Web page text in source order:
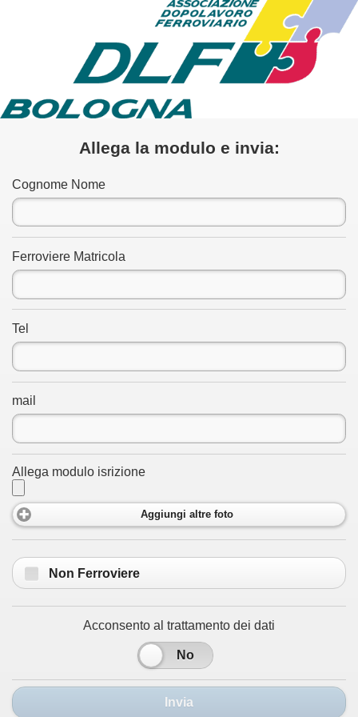
Allega la modulo e invia:
Cognome Nome
Ferroviere Matricola
Tel
mail
Allega modulo isrizione
Aggiungi altre foto
Non Ferroviere
Acconsento al trattamento dei dati
No
Invia